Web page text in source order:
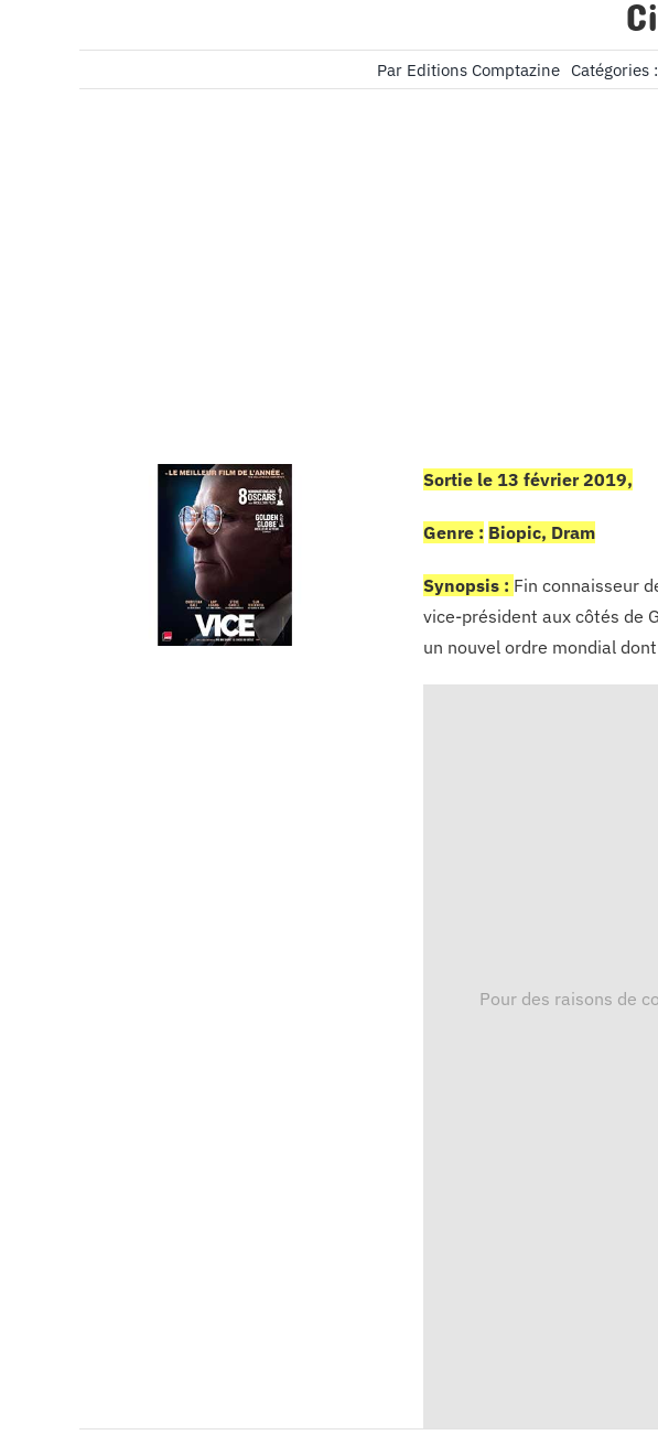
Par Editions Comptazine Catégories :
Sortie le 13 février 2019,
Genre : Biopic, Dram
Synopsis : Fin connaisseur
vice-président aux côtés de
un nouvel ordre mondial
Pour des raisons de